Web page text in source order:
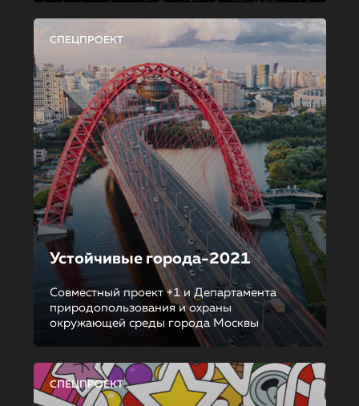
СПЕЦПРОЕКТ
Устойчивые города-2021
Совместный проект +1 и Департамента
природопользования и охраны
окружающей среды города Москвы
СПЕЦПРОЕКТ